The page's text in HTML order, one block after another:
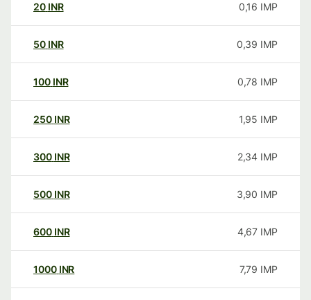
20 INR 0,16 IMP
50 INR 0,39 IMP
100 INR 0,78 IMP
250 INR 1,95 IMP
300 INR 2,34 IMP
500 INR 3,90 IMP
600 INR 4,67 IMP
1000 INR 7,79 IMP